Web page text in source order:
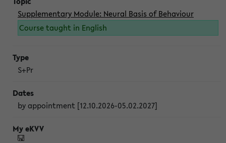
Supplementary Module: Neural Basis of Behaviour
Course taught in English
S+Pr
by appointment [12.10.2026-05.02.2027]